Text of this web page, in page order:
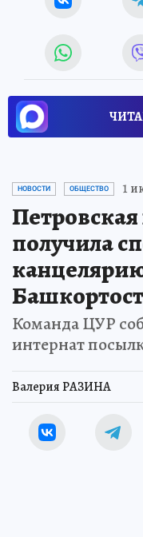
НОВОСТИ ОБЩЕСТВО 1
получила
Команда ЦУР
интернат
Валерия РАЗИНА